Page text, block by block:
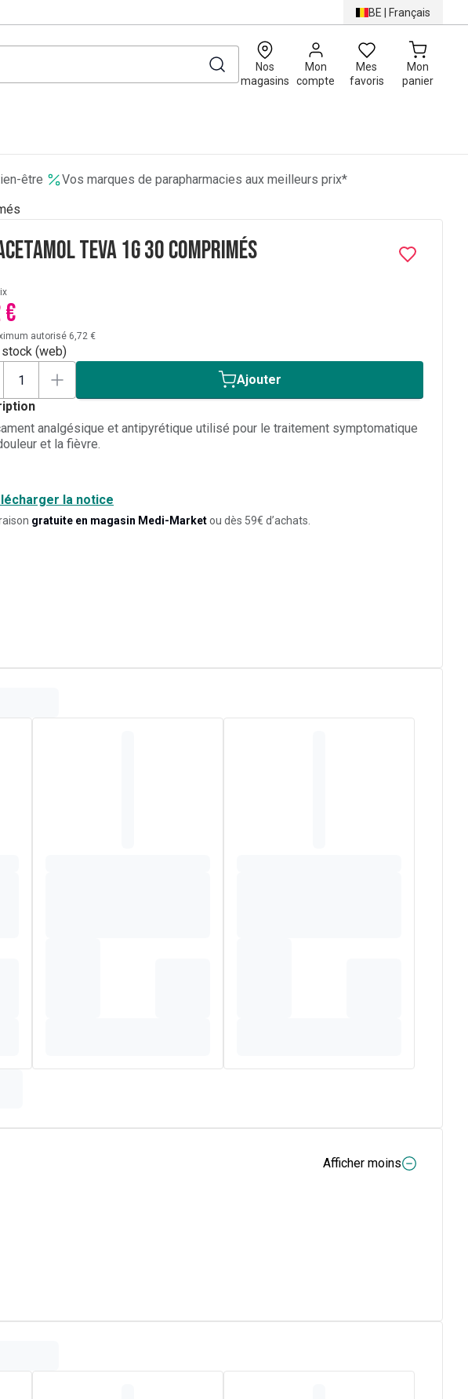
BE | Français
Nos
magasins
Mon
compte
Mes
favoris
Mon
panier
0
être
Vos marques de parapharmacies aux meilleurs prix*
Teva 1g 30 Comprimés
€
autorisé 6,72 €
stock (web)
Ajouter
analgésique et antipyrétique utilisé pour le traitement symptomatique
et la fièvre.
la notice
gratuite en magasin Medi-Marketou dès 59€ d’achats.
Afficher moins